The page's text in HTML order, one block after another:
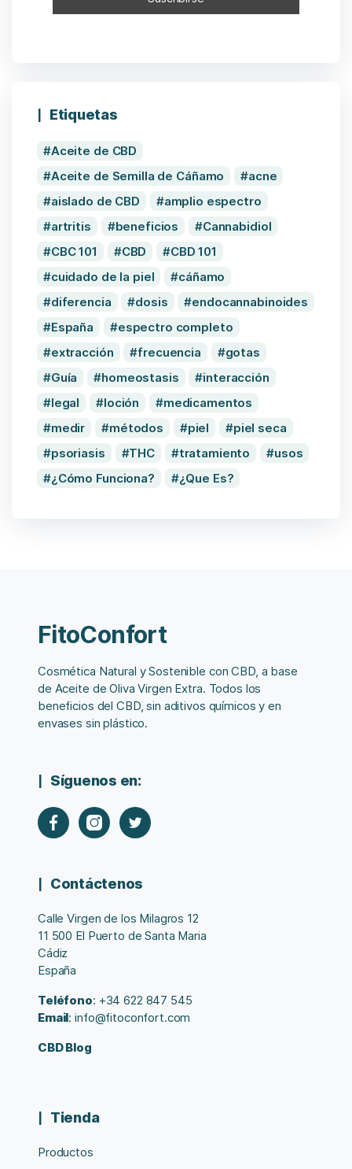
Etiquetas
Aceite de CBD
Aceite de Semilla de Cáñamo
acne
aislado de CBD
amplio espectro
artritis
beneficios
Cannabidiol
CBC 101
CBD
CBD 101
cuidado de la piel
cáñamo
diferencia
dosis
endocannabinoides
España
espectro completo
extracción
frecuencia
gotas
Guía
homeostasis
interacción
legal
loción
medicamentos
medir
métodos piel
piel seca
psoriasis
THC tratamiento
usos
¿Cómo Funciona?
¿Que Es?
FitoConfort
Cosmética Natural y Sostenible con CBD, a base
de Aceite de Oliva Virgen Extra. Todos los
beneficios del CBD, sin aditivos químicos y en
envases sin plástico.
Síguenos en:
Contáctenos
Calle Virgen de los Milagros 12
11 500 El Puerto de Santa Maria
Cádiz
España
Teléfono: +34 622 847 545
Email: info@fitoconfort.com
CBD Blog
Tienda
Productos